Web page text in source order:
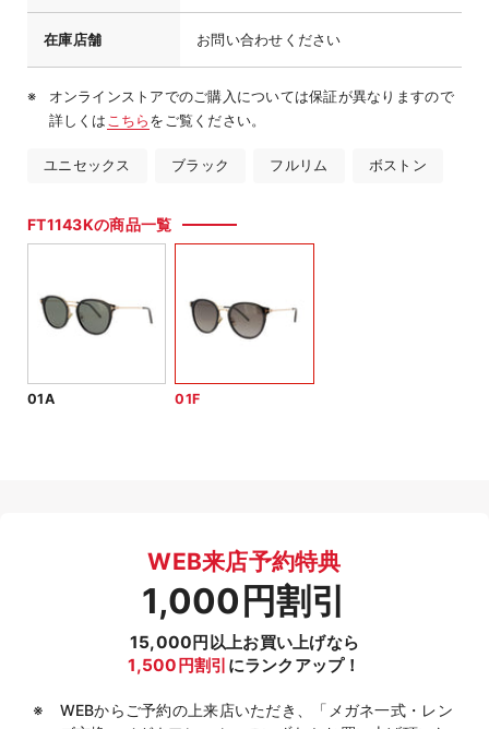
在庫店舗 お問い合わせください
オンラインストアでのご購入については保証が異なりますので
詳しくは こちらをご覧ください。
ユニセックス ブラック フルリム ボストン
FT1143Kの商品一覧
01A 01F
WEB来店予約特典
1,000円割引
15,000円以上お買い上げなら
1,500円割引 にランクアップ！
WEBからご予約の上来店いただき、「メガネ一式・レン